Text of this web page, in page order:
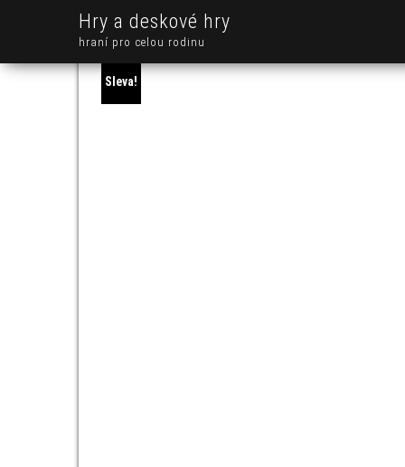
Hry a deskové hry
hraní pro celou rodinu
Sleva!